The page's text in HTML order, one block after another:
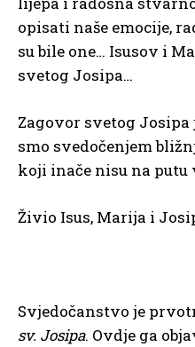
opisati naše emocije,
su bile one… Isusov i
svetog Josipa…
Zagovor svetog
smo svedočenjem
koji inače nisu na putu
Živio Isus, Marija i
Svjedočanstvo je
sv. Josipa. Ovdje ga